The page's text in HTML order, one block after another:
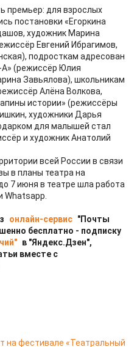
премьер: для взрослых
постановки «Егоркина
художник Марина
Евгений Ибрагимов,
подросткам адресован
А» (режиссёр Юлия
Завьялова), школьникам
Алёна Волкова,
истории» (режиссёры
художники Дарья
для малышей стал
и художник Анатолий
всей России в связи
в планы театра на
7 июня в театре шла работа
Whatsapp.
онлайн-сервис "Почты
бесплатно - подписку
в "Яндекс.Дзен",
вместе с
на фестивале «Театральный